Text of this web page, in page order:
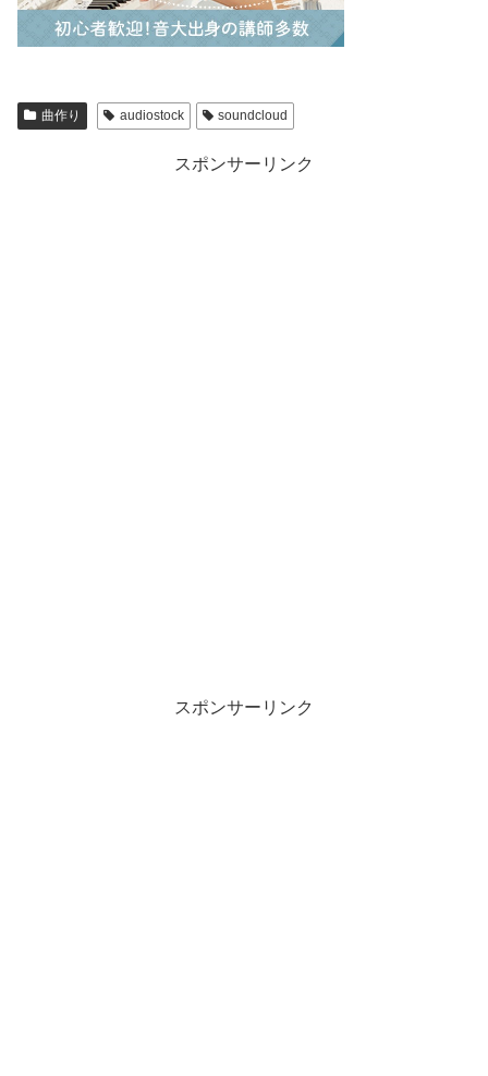
曲作り audiostock soundcloud
スポンサーリンク
スポンサーリンク